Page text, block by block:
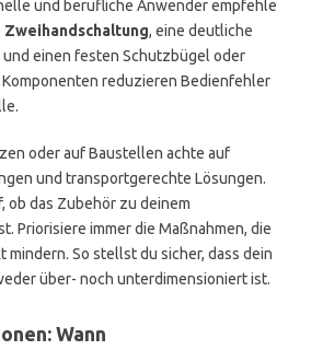
und berufliche Anwender empfehle
Zweihandschaltung, eine deutliche
und einen festen Schutzbügel oder
reduzieren Bedienfehler
oder auf Baustellen achte auf
und transportgerechte Lösungen.
ob das Zubehör zu deinem
Priorisiere immer die Maßnahmen, die
mindern. So stellst du sicher, dass dein
über- noch unterdimensioniert ist.
Wann